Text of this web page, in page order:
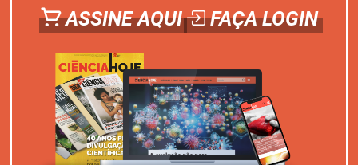
ASSINE AQUI FAÇA LOGIN